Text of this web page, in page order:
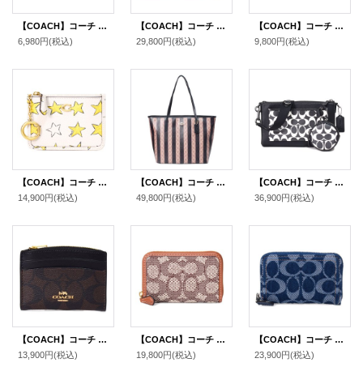
【COACH】コーチ コーティングキャンバス スムースレザー シグネチャー キーリング付き ミニ スキニー IDケース コインケース ブラウン×ブラック（日本未発売）
6,980円(税込)
【COACH】コーチ スヌーピー カードケース ピーナッツ コラボ コーティングキャンバス レザー シグネチャー プリント スリム ID パスケース 定期入れ 名刺入れ タンマルチ（日本未発売）
29,800円(税込)
【COACH】コーチ コーティングキャンバス シグネチャー 5連 スマートキー対応 キーケース タン（日本未発売）
9,800円(税込)
【COACH】コーチ カードケース 星 レザー エッセンシャル スター プリント ロゴ キーリング付き ミニ スキニー IDケース コインケース チャークマルチ（日本未発売）
14,900円(税込)
【COACH】コーチ バッグ コーティングキャンバス レザー シグネチャー ストライプ ロゴ シティ トートバッグ ウォルナット×タン〔日本未発売〕
49,800円(税込)
【COACH】コーチ コーティングキャンバス レザー シグネチャー ホールデン コインケース付き クロスボディ 斜め掛け ショルダーバッグ ブラック×チャーク（日本未発売）
36,900円(税込)
【COACH】コーチ コーティングキャンバス レザー シグネチャー シェイプド カードケース ロゴ 名刺入れ 定期入れ パスケース コインケース ブラウン×ブラック（日本未発売）
13,900円(税込)
【COACH】コーチ カードケース ジャガード レザー シグネチャー エッセンシャル スモール ジップ アラウンド スクエア スリム コインケース ブラウンマルチ（日本未発売）
19,800円(税込)
【COACH】コーチ カードケース デニム レザー シグネチャー エッセンシャル スモール ジップ アラウンド スクエア スリム コインケース ディープブルーマルチ（日本未発売）
23,900円(税込)